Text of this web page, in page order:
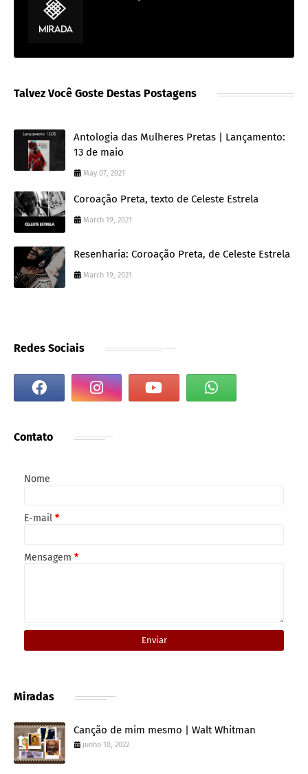
Talvez Você Goste Destas Postagens
Antologia das Mulheres Pretas | Lançamento:
13 de maio
May 07, 2021
Coroação Preta, texto de Celeste Estrela
March 19, 2021
Resenharia: Coroação Preta, de Celeste Estrela
March 19, 2021
Redes Sociais
Contato
Nome
E-mail *
Mensagem *
Miradas
Canção de mim mesmo | Walt Whitman
junho 10, 2022